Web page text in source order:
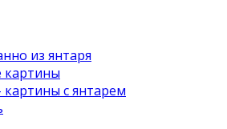
из янтаря
картины
с янтарем